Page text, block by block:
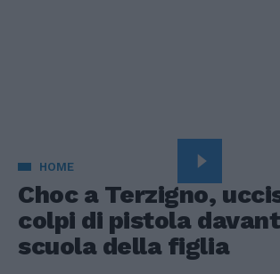
HOME
Choc a Terzigno,
colpi di pistola
scuola della figlia